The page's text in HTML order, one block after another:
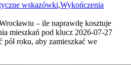
wskazówki,Wykończenia
– ile naprawdę kosztuje
mieszkań pod klucz 2026-07-27
pół roku, aby zamieszkać we